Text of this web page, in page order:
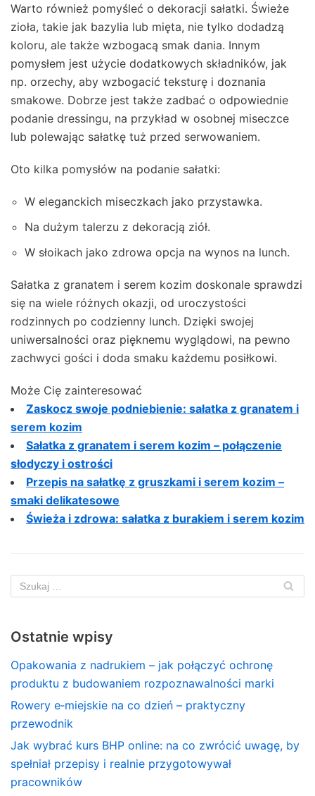
Warto również pomyśleć o dekoracji sałatki. Świeże
zioła, takie jak bazylia lub mięta, nie tylko dodadzą
koloru, ale także wzbogacą smak dania. Innym
pomysłem jest użycie dodatkowych składników, jak
np. orzechy, aby wzbogacić teksturę i doznania
smakowe. Dobrze jest także zadbać o odpowiednie
podanie dressingu, na przykład w osobnej miseczce
lub polewając sałatkę tuż przed serwowaniem.
Oto kilka pomysłów na podanie sałatki:
W eleganckich miseczkach jako przystawka.
Na dużym talerzu z dekoracją ziół.
W słoikach jako zdrowa opcja na wynos na lunch.
Sałatka z granatem i serem kozim doskonale sprawdzi
się na wiele różnych okazji, od uroczystości
rodzinnych po codzienny lunch. Dzięki swojej
uniwersalności oraz pięknemu wyglądowi, na pewno
zachwyci gości i doda smaku każdemu posiłkowi.
Może Cię zainteresować
Zaskocz swoje podniebienie: sałatka z granatem i
serem kozim
Sałatka z granatem i serem kozim – połączenie
słodyczy i ostrości
Przepis na sałatkę z gruszkami i serem kozim –
smaki delikatesowe
Świeża i zdrowa: sałatka z burakiem i serem kozim
Ostatnie wpisy
Opakowania z nadrukiem – jak połączyć ochronę
produktu z budowaniem rozpoznawalności marki
Rowery e‑miejskie na co dzień – praktyczny
przewodnik
Jak wybrać kurs BHP online: na co zwrócić uwagę, by
spełniał przepisy i realnie przygotowywał
pracowników